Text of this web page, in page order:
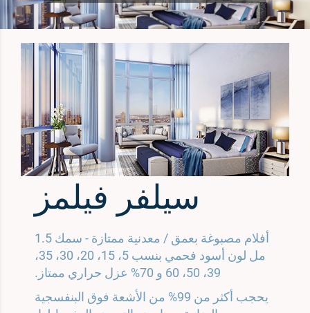
سيلفر فيلمز
أفلام مصبوغة بعمق / معدنية ممتازة - سمك 1.5
مل لون أسود فحمي بنسب 5، 15، 20، 30، 35،
39، 50، 60 و 70% عزل حراري ممتاز.
يحجب أكثر من 99% من الأشعة فوق البنفسجية